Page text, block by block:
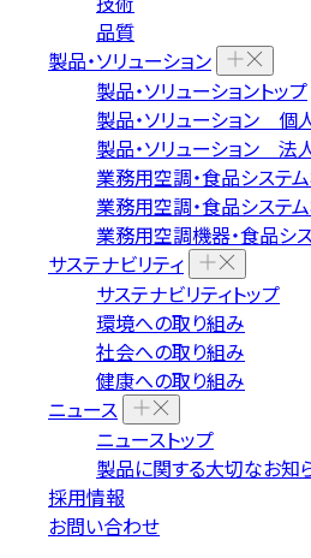
品質
製品・ソリューション
製品・ソリューショントップ
製品・ソリューション 個
製品・ソリューション 法
業務用空調・食品システ
業務用空調・食品システ
業務用空調機器・食品シ
サステナビリティ
サステナビリティトップ
環境への取り組み
社会への取り組み
健康への取り組み
ニュース
ニューストップ
製品に関する大切なお知
採用情報
お問い合わせ